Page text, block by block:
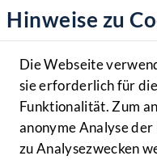
Hilfe
Benutzer
Navigationsmenü
MENÜ
Hinweise zu
Die Webseite
sie erforderlich für
Funktionalität. Zum
anonyme Analyse
zu Analysezwecken